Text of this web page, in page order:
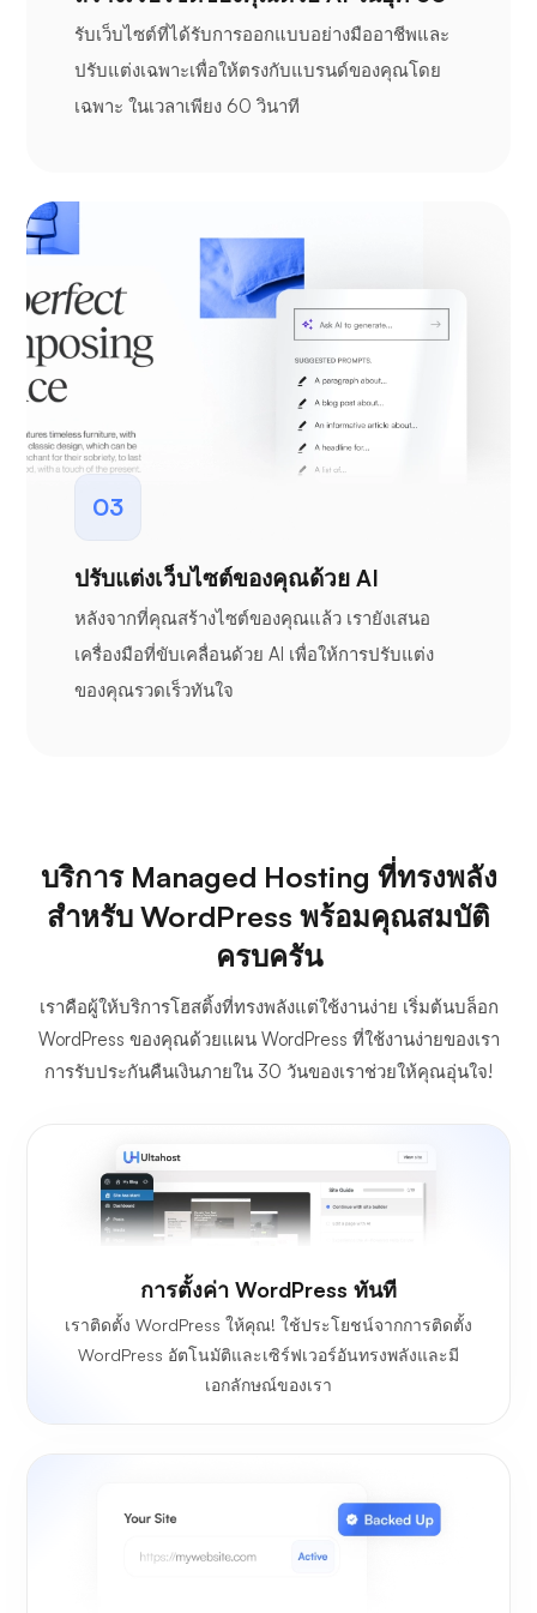
รับเว็บไซต์ที่ได้รับการออกแบบอย่างมืออาชีพและ
ปรับแต่งเฉพาะเพื่อให้ตรงกับแบรนด์ของคุณโดย
เฉพาะ ในเวลาเพียง 60 วินาที
03
ปรับแต่งเว็บไซต์ของคุณด้วย AI
หลังจากที่คุณสร้างไซต์ของคุณแล้ว เรายังเสนอ
เครื่องมือที่ขับเคลื่อนด้วย AI เพื่อให้การปรับแต่ง
ของคุณรวดเร็วทันใจ
บริการ Managed Hosting ที่ทรงพลัง
สำหรับ WordPress พร้อมคุณสมบัติ
ครบครัน
เราคือผู้ให้บริการโฮสติ้งที่ทรงพลังแต่ใช้งานง่าย เริ่มต้นบล็อก
WordPress ของคุณด้วยแผน WordPress ที่ใช้งานง่ายของเรา
การรับประกันคืนเงินภายใน 30 วันของเราช่วยให้คุณอุ่นใจ!
การตั้งค่า WordPress ทันที
เราติดตั้ง WordPress ให้คุณ! ใช้ประโยชน์จากการติดตั้ง
WordPress อัตโนมัติและเซิร์ฟเวอร์อันทรงพลังและมี
เอกลักษณ์ของเรา